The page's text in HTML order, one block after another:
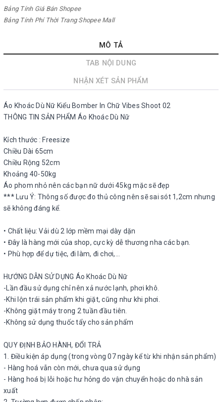
Bảng Tính Giá Bán Shopee
Bảng Tính Phí Thời Trang Shopee Mall
MÔ TẢ
TAB NỘI DUNG
NHẬN XÉT SẢN PHẨM
Áo Khoác Dù Nữ Kiểu Bomber In Chữ Vibes Shoot 02
THÔNG TIN SẢN PHẨM Áo Khoác Dù Nữ
Kích thước : Freesize
Chiều Dài 65cm
Chiều Rộng 52cm
Khoảng 40-50kg
Áo phom nhỏ nên các bạn nữ dưới 45kg mặc sẽ đẹp
*** Lưu Ý: Thông số được đo thủ công nên sẽ sai sót 1,2cm nhưng
sẽ không đáng kể.
• Chất liệu: Vải dù 2 lớp mềm mại dày dặn
• Đây là hàng mới của shop, cực kỳ dễ thương nha các bạn.
• Phù hợp để dự tiệc, đi làm, đi chơi,...
HƯỚNG DẪN SỬ DỤNG Áo Khoác Dù Nữ
-Lần đầu sử dụng chỉ nên xả nước lạnh, phơi khô.
-Khi lộn trái sản phẩm khi giặt, cũng như khi phơi.
-Không giặt máy trong 2 tuần đầu tiên.
-Không sử dụng thuốc tẩy cho sản phẩm
QUY ĐỊNH BẢO HÀNH, ĐỔI TRẢ
1. Điều kiện áp dụng (trong vòng 07 ngày kể từ khi nhận sản phẩm)
- Hàng hoá vẫn còn mới, chưa qua sử dụng
- Hàng hoá bị lỗi hoặc hư hỏng do vận chuyển hoặc do nhà sản
xuất